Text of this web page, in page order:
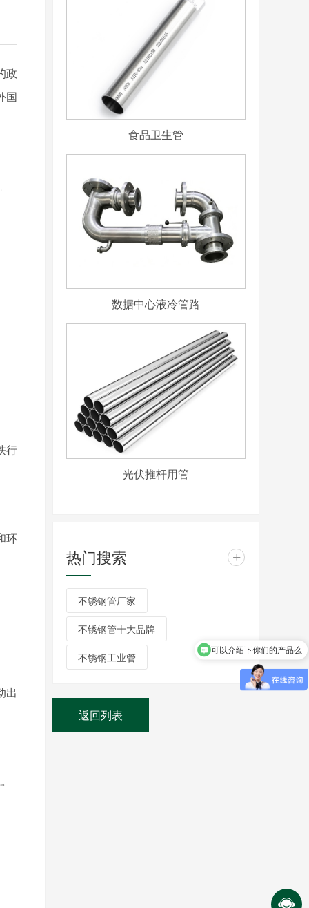
政
国
行
环
出
食品卫生管
数据中心液冷管路
光伏推杆用管
热门搜索 +
不锈钢管厂家
不锈钢管十大品牌
不锈钢工业管
返回列表
可以介绍下你们的产品么
不锈钢管材可以定制吗？